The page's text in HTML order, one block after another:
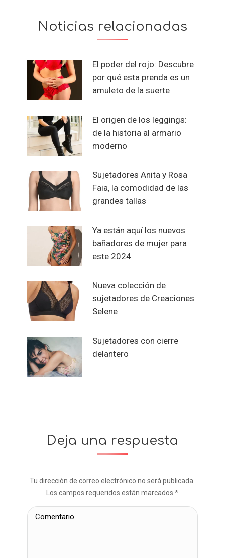
Noticias relacionadas
El poder del rojo: Descubre
por qué esta prenda es un
amuleto de la suerte
El origen de los leggings:
de la historia al armario
moderno
Sujetadores Anita y Rosa
Faia, la comodidad de las
grandes tallas
Ya están aquí los nuevos
bañadores de mujer para
este 2024
Nueva colección de
sujetadores de Creaciones
Selene
Sujetadores con cierre
delantero
Deja una respuesta
Tu dirección de correo electrónico no será publicada.
Los campos requeridos están marcados*
Comentario